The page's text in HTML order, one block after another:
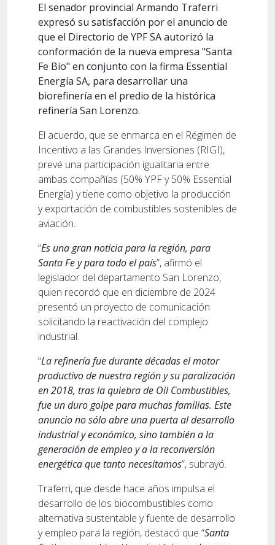
El senador provincial Armando Traferri
expresó su satisfacción por el anuncio de
que el Directorio de YPF SA autorizó la
conformación de la nueva empresa "Santa
Fe Bio" en conjunto con la firma Essential
Energía SA, para desarrollar una
biorefinería en el predio de la histórica
refinería San Lorenzo.
El acuerdo, que se enmarca en el Régimen de
Incentivo a las Grandes Inversiones (RIGI),
prevé una participación igualitaria entre
ambas compañías (50% YPF y 50% Essential
Energía) y tiene como objetivo la producción
y exportación de combustibles sostenibles de
aviación.
“Es una gran noticia para la región, para
Santa Fe y para todo el país”, afirmó el
legislador del departamento San Lorenzo,
quien recordó que en diciembre de 2024
presentó un proyecto de comunicación
solicitando la reactivación del complejo
industrial.
“La refinería fue durante décadas el motor
productivo de nuestra región y su paralización
en 2018, tras la quiebra de Oil Combustibles,
fue un duro golpe para muchas familias. Este
anuncio no sólo abre una puerta al desarrollo
industrial y económico, sino también a la
generación de empleo y a la reconversión
energética que tanto necesitamos”, subrayó.
Traferri, que desde hace años impulsa el
desarrollo de los biocombustibles como
alternativa sustentable y fuente de desarrollo
y empleo para la región, destacó que “Santa